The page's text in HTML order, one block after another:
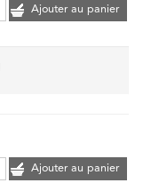
Ajouter au panier
Ajouter au panier